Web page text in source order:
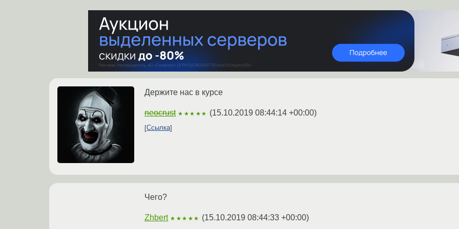
Держите нас в курсе
neocrust ★★★★★ (15.10.2019 08:44:14 +00:00)
Ссылка
Чего?
Zhbert ★★★★★ (15.10.2019 08:44:33 +00:00)